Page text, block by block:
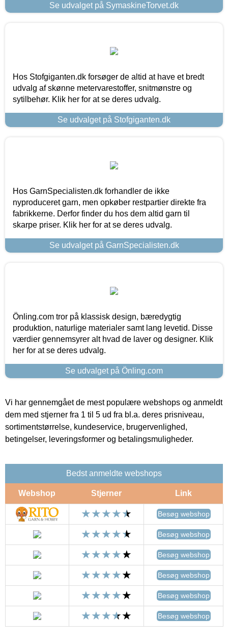
Se udvalget på SymaskineTorvet.dk
Hos Stofgiganten.dk forsøger de altid at have et bredt
udvalg af skønne metervarestoffer, snitmønstre og
sytilbehør. Klik her for at se deres udvalg.
Se udvalget på Stofgiganten.dk
Hos GarnSpecialisten.dk forhandler de ikke
nyproduceret garn, men opkøber restpartier direkte fra
fabrikkerne. Derfor finder du hos dem altid garn til
skarpe priser. Klik her for at se deres udvalg.
Se udvalget på GarnSpecialisten.dk
Önling.com tror på klassisk design, bæredygtig
produktion, naturlige materialer samt lang levetid. Disse
værdier gennemsyrer alt hvad de laver og designer. Klik
her for at se deres udvalg.
Se udvalget på Önling.com
Vi har gennemgået de mest populære webshops og anmeldt
dem med stjerner fra 1 til 5 ud fra bl.a. deres prisniveau,
sortimentstørrelse, kundeservice, brugervenlighed,
betingelser, leveringsformer og betalingsmuligheder.
Bedst anmeldte webshops
Webshop Stjerner Link
Besøg webshop
Besøg webshop
Besøg webshop
Besøg webshop
Besøg webshop
Besøg webshop